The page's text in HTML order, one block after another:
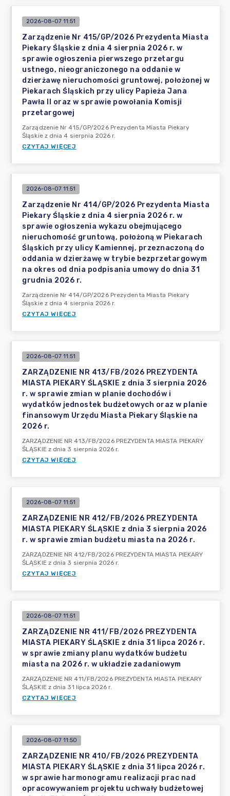
2026-08-07 11:51
Zarządzenie Nr 415/GP/2026 Prezydenta Miasta
Piekary Śląskie z dnia 4 sierpnia 2026 r. w
sprawie ogłoszenia pierwszego przetargu
ustnego, nieograniczonego na oddanie w
dzierżawę nieruchomości gruntowej, położonej w
Piekarach Śląskich przy ulicy Papieża Jana
Pawła II oraz w sprawie powołania Komisji
przetargowej
Zarządzenie Nr 415/GP/2026 Prezydenta Miasta Piekary
Śląskie z dnia 4 sierpnia 2026 r.
CZYTAJ WIĘCEJ
2026-08-07 11:51
Zarządzenie Nr 414/GP/2026 Prezydenta Miasta
Piekary Śląskie z dnia 4 sierpnia 2026 r. w
sprawie ogłoszenia wykazu obejmującego
nieruchomość gruntową, położoną w Piekarach
Śląskich przy ulicy Kamiennej, przeznaczoną do
oddania w dzierżawę w trybie bezprzetargowym
na okres od dnia podpisania umowy do dnia 31
grudnia 2026 r.
Zarządzenie Nr 414/GP/2026 Prezydenta Miasta Piekary
Śląskie z dnia 4 sierpnia 2026 r.
CZYTAJ WIĘCEJ
2026-08-07 11:51
ZARZĄDZENIE NR 413/FB/2026 PREZYDENTA
MIASTA PIEKARY ŚLĄSKIE z dnia 3 sierpnia 2026
r. w sprawie zmian w planie dochodów i
wydatków jednostek budżetowych oraz w planie
finansowym Urzędu Miasta Piekary Śląskie na
2026 r.
ZARZĄDZENIE NR 413/FB/2026 PREZYDENTA MIASTA PIEKARY
ŚLĄSKIE z dnia 3 sierpnia 2026 r.
CZYTAJ WIĘCEJ
2026-08-07 11:51
ZARZĄDZENIE NR 412/FB/2026 PREZYDENTA
MIASTA PIEKARY ŚLĄSKIE z dnia 3 sierpnia 2026
r. w sprawie zmian budżetu miasta na 2026 r.
ZARZĄDZENIE NR 412/FB/2026 PREZYDENTA MIASTA PIEKARY
ŚLĄSKIE z dnia 3 sierpnia 2026 r.
CZYTAJ WIĘCEJ
2026-08-07 11:51
ZARZĄDZENIE NR 411/FB/2026 PREZYDENTA
MIASTA PIEKARY ŚLĄSKIE z dnia 31 lipca 2026 r.
w sprawie zmiany planu wydatków budżetu
miasta na 2026 r. w układzie zadaniowym
ZARZĄDZENIE NR 411/FB/2026 PREZYDENTA MIASTA PIEKARY
ŚLĄSKIE z dnia 31 lipca 2026 r.
CZYTAJ WIĘCEJ
2026-08-07 11:50
ZARZĄDZENIE NR 410/FB/2026 PREZYDENTA
MIASTA PIEKARY ŚLĄSKIE z dnia 31 lipca 2026 r.
w sprawie harmonogramu realizacji prac nad
opracowywaniem projektu uchwały budżetowej